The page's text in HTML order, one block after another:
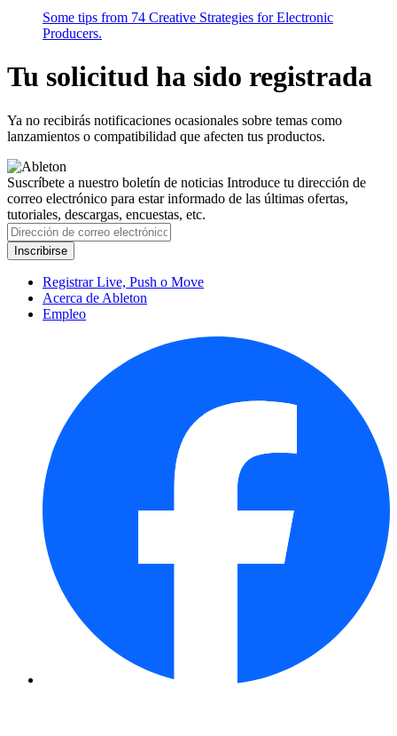
Some tips from 74 Creative Strategies for Electronic
Producers.
Tu solicitud ha sido registrada
Ya no recibirás notificaciones ocasionales sobre temas como
lanzamientos o compatibilidad que afecten tus productos.
Suscríbete a nuestro boletín de noticias Introduce tu dirección de
correo electrónico para estar informado de las últimas ofertas,
tutoriales, descargas, encuestas, etc.
Registrar Live, Push o Move
Acerca de Ableton
Empleo